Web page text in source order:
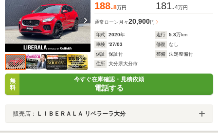
188.8万円 181.4万円
通常ローン 月々20,900円
年式 2020年 走行 5.3万km
車検
'27/03 修復
なし
保証
保証付 整備
法定整備付
住所
大分県大分市
無
料
今すぐ在庫確認・見積依頼
電話する
販売店： ＬＩＢＥＲＡＬＡ リベラーラ大分